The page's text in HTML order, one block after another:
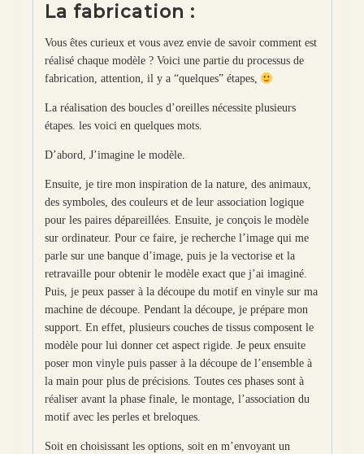
La fabrication :
Vous êtes curieux et vous avez envie de savoir comment est
réalisé chaque modèle ? Voici une partie du processus de
fabrication, attention, il y a “quelques” étapes,
La réalisation des boucles d’oreilles nécessite plusieurs
étapes. les voici en quelques mots.
D’abord, J’imagine le modèle.
Ensuite, je tire mon inspiration de la nature, des animaux,
des symboles, des couleurs et de leur association logique
pour les paires dépareillées. Ensuite, je conçois le modèle
sur ordinateur. Pour ce faire, je recherche l’image qui me
parle sur une banque d’image, puis je la vectorise et la
retravaille pour obtenir le modèle exact que j’ai imaginé.
Puis, je peux passer à la découpe du motif en vinyle sur ma
machine de découpe. Pendant la découpe, je prépare mon
support. En effet, plusieurs couches de tissus composent le
modèle pour lui donner cet aspect rigide. Je peux ensuite
poser mon vinyle puis passer à la découpe de l’ensemble à
la main pour plus de précisions. Toutes ces phases sont à
réaliser avant la phase finale, le montage, l’association du
motif avec les perles et breloques.
Soit en choisissant les options, soit en m’envoyant un